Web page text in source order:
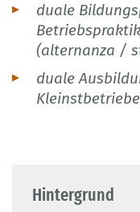
duale
(alternanza /
duale
Hintergrund